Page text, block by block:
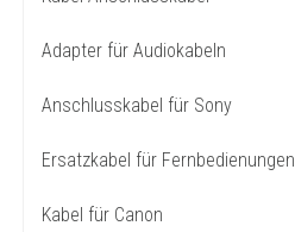
Adapter für Audiokabeln
Anschlusskabel für Sony
Ersatzkabel für Fernbedienungen
Kabel für Canon